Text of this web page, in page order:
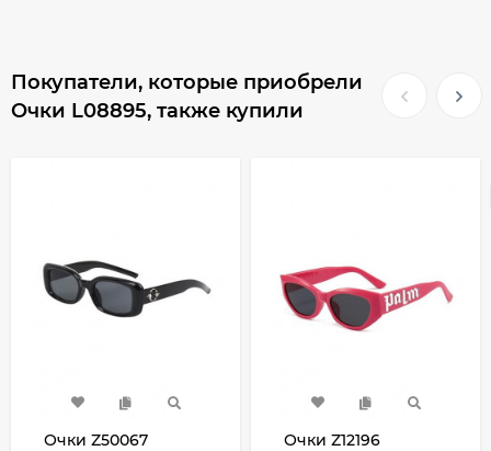
Покупатели, которые приобрели
Очки L08895, также купили
Очки Z50067 Очки Z12196